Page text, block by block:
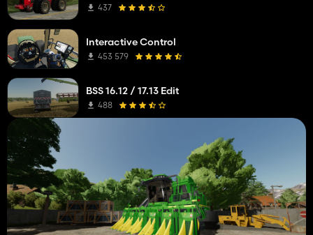
437
Interactive Control
453 579
BSS 16.12 / 17.13 Edit
488